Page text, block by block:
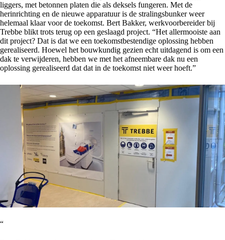
liggers, met betonnen platen die als deksels fungeren. Met de
herinrichting en de nieuwe apparatuur is de stralingsbunker weer
helemaal klaar voor de toekomst. Bert Bakker, werkvoorbereider bij
Trebbe blikt trots terug op een geslaagd project. “Het allermooiste aan
dit project? Dat is dat we een toekomstbestendige oplossing hebben
gerealiseerd. Hoewel het bouwkundig gezien echt uitdagend is om een
dak te verwijderen, hebben we met het afneembare dak nu een
oplossing gerealiseerd dat dat in de toekomst niet weer hoeft.”
“